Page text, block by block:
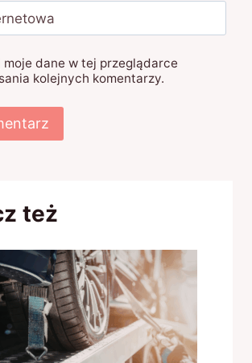
moje dane w tej przeglądarce
kolejnych komentarzy.
też